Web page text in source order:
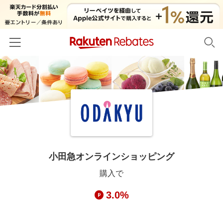
ホーム
カテゴリー一覧
日用品・キッチン用品
リーベイツ注目ストア
初回購入者限定特典小田急オンラインショッピング
購入で
3.0%